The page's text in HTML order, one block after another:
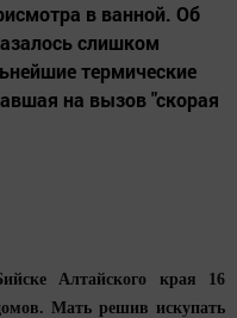
в ванной. Об
слишком
термические
на вызов "скорая
Алтайского края 16
Мать решив искупать